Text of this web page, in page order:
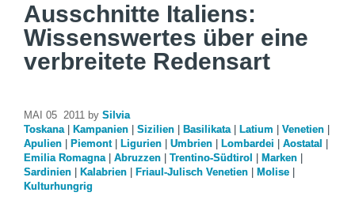
Ausschnitte Italiens:
Wissenswertes über eine
verbreitete Redensart
MAI 05 2011 by Silvia
Toskana
Kampanien Sizilien Basilikata Latium Venetien
Apulien
Piemont Ligurien Umbrien Lombardei Aostatal
Emilia Romagna
Abruzzen Trentino-Südtirol Marken
Sardinien
Kalabrien Friaul-Julisch Venetien Molise
Kulturhungrig